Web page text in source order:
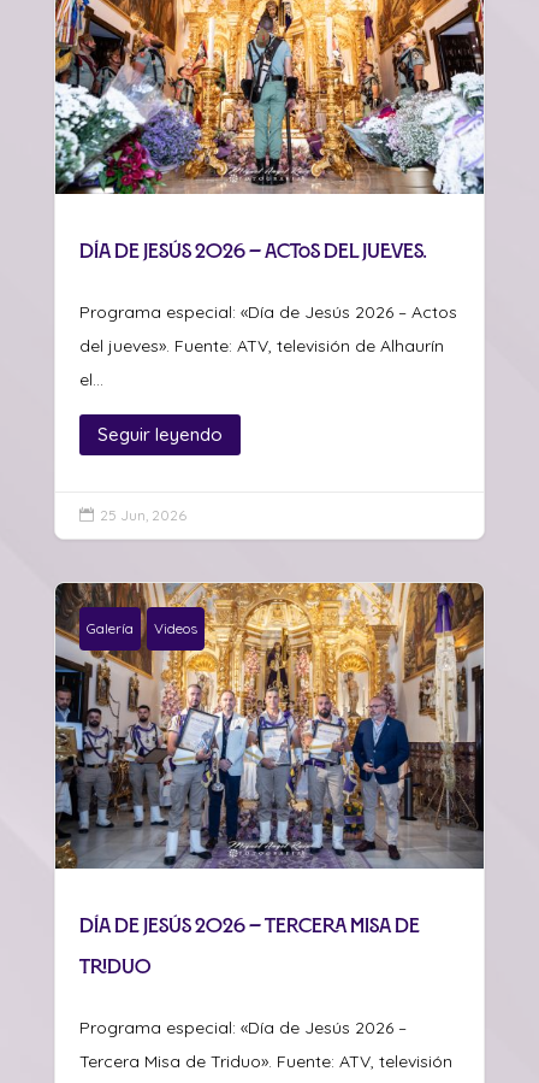
Día de Jesús 2026 – Actos del jueves.
Programa especial: «Día de Jesús 2026 – Actos
del jueves». Fuente: ATV, televisión de Alhaurín
el...
Seguir leyendo
 25 Jun, 2026
Galería Videos
Día de Jesús 2026 – Tercera Misa de
Triduo
Programa especial: «Día de Jesús 2026 –
Tercera Misa de Triduo». Fuente: ATV, televisión